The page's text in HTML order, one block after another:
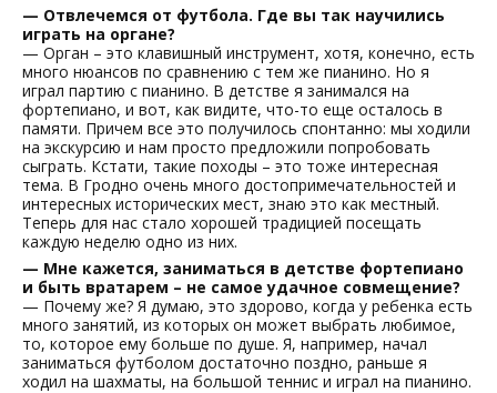
— Отвлечемся от футбола. Где вы так научились
играть на органе?
— Орган – это клавишный инструмент, хотя, конечно, есть
много нюансов по сравнению с тем же пианино. Но я
играл партию с пианино. В детстве я занимался на
фортепиано, и вот, как видите, что-то еще осталось в
памяти. Причем все это получилось спонтанно: мы ходили
на экскурсию и нам просто предложили попробовать
сыграть. Кстати, такие походы – это тоже интересная
тема. В Гродно очень много достопримечательностей и
интересных исторических мест, знаю это как местный.
Теперь для нас стало хорошей традицией посещать
каждую неделю одно из них.
— Мне кажется, заниматься в детстве фортепиано
и быть вратарем – не самое удачное совмещение?
— Почему же? Я думаю, это здорово, когда у ребенка есть
много занятий, из которых он может выбрать любимое,
то, которое ему больше по душе. Я, например, начал
заниматься футболом достаточно поздно, раньше я
ходил на шахматы, на большой теннис и играл на пианино.